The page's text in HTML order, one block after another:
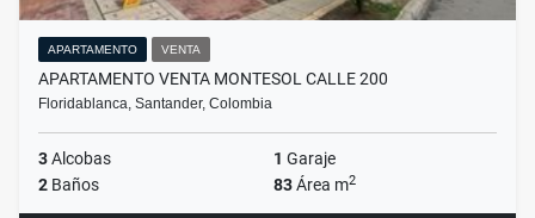
APARTAMENTO VENTA
APARTAMENTO VENTA MONTESOL CALLE 200
Floridablanca, Santander, Colombia
3Alcobas 1 Garaje
2 Baños 83Área m2